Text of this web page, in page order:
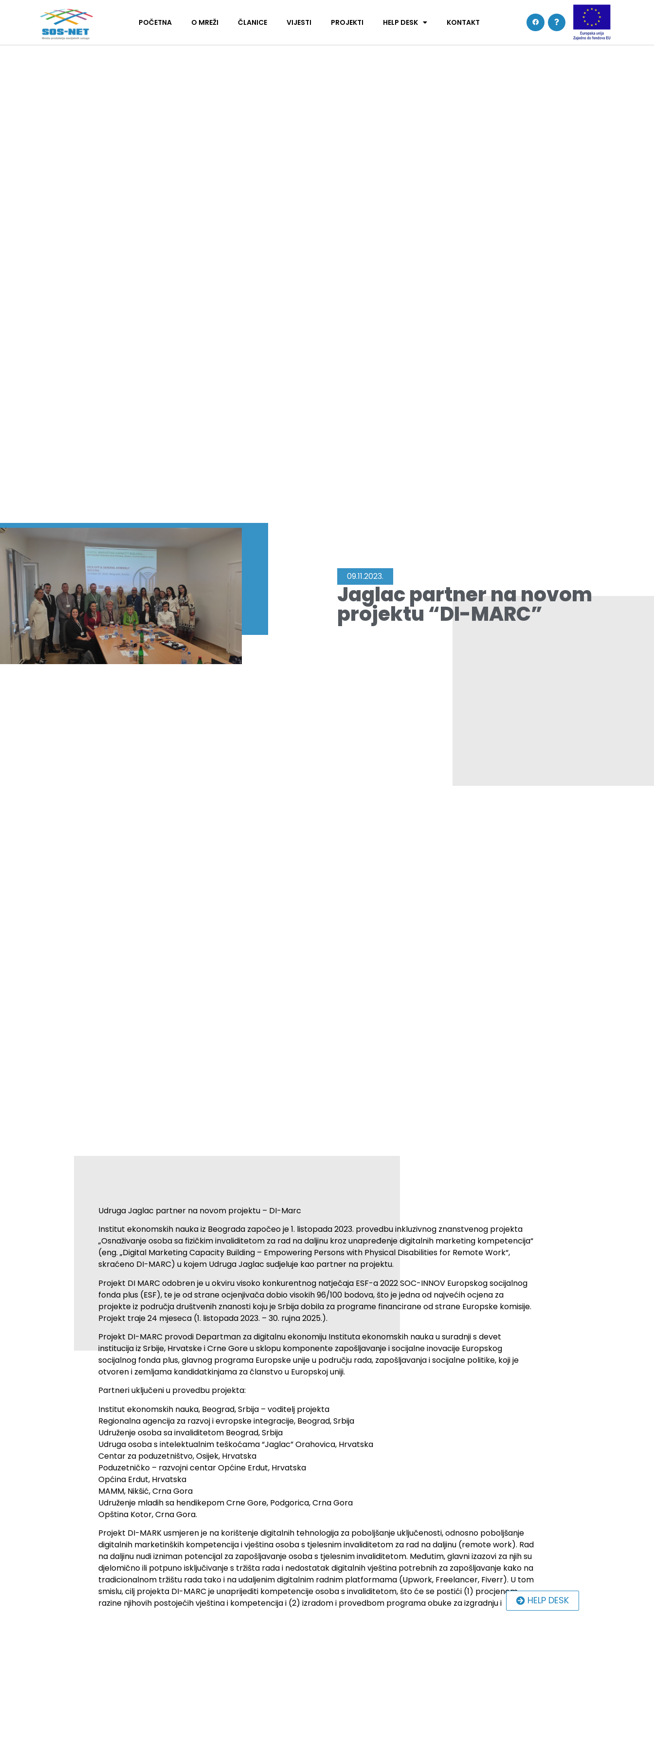
POČETNA O MREŽI ČLANICE VIJESTI PROJEKTI HELP DESK KONTAKT
09.11.2023.
Jaglac partner na novom
projektu “DI-MARC”
Udruga Jaglac partner na novom projektu – DI-Marc
Institut ekonomskih nauka iz Beograda započeo je 1. listopada 2023. provedbu inkluzivnog znanstvenog projekta
„Osnaživanje osoba sa fizičkim invaliditetom za rad na daljinu kroz unapređenje digitalnih marketing kompetencija“
(eng. „Digital Marketing Capacity Building – Empowering Persons with Physical Disabilities for Remote Work“,
skraćeno DI-MARC) u kojem Udruga Jaglac sudjeluje kao partner na projektu.
Projekt DI MARC odobren je u okviru visoko konkurentnog natječaja ESF-a 2022 SOC-INNOV Europskog socijalnog
fonda plus (ESF), te je od strane ocjenjivača dobio visokih 96/100 bodova, što je jedna od najvećih ocjena za
projekte iz područja društvenih znanosti koju je Srbija dobila za programe financirane od strane Europske komisije.
Projekt traje 24 mjeseca (1. listopada 2023. – 30. rujna 2025.).
Projekt DI-MARC provodi Departman za digitalnu ekonomiju Instituta ekonomskih nauka u suradnji s devet
institucija iz Srbije, Hrvatske i Crne Gore u sklopu komponente zapošljavanje i socijalne inovacije Europskog
socijalnog fonda plus, glavnog programa Europske unije u području rada, zapošljavanja i socijalne politike, koji je
otvoren i zemljama kandidatkinjama za članstvo u Europskoj uniji.
Partneri uključeni u provedbu projekta:
Institut ekonomskih nauka, Beograd, Srbija – voditelj projekta
Regionalna agencija za razvoj i evropske integracije, Beograd, Srbija
Udruženje osoba sa invaliditetom Beograd, Srbija
Udruga osoba s intelektualnim teškoćama “Jaglac” Orahovica, Hrvatska
Centar za poduzetništvo, Osijek, Hrvatska
Poduzetničko – razvojni centar Općine Erdut, Hrvatska
Općina Erdut, Hrvatska
MAMM, Nikšić, Crna Gora
Udruženje mladih sa hendikepom Crne Gore, Podgorica, Crna Gora
Opština Kotor, Crna Gora.
Projekt DI-MARK usmjeren je na korištenje digitalnih tehnologija za poboljšanje uključenosti, odnosno poboljšanje
digitalnih marketinških kompetencija i vještina osoba s tjelesnim invaliditetom za rad na daljinu (remote work). Rad
na daljinu nudi izniman potencijal za zapošljavanje osoba s tjelesnim invaliditetom. Međutim, glavni izazovi za njih su
djelomično ili potpuno isključivanje s tržišta rada i nedostatak digitalnih vještina potrebnih za zapošljavanje kako na
tradicionalnom tržištu rada tako i na udaljenim digitalnim radnim platformama (Upwork, Freelancer, Fiverr). U tom
smislu, cilj projekta DI-MARC je unaprijediti kompetencije osoba s invaliditetom, što će se postići (1) procjenom
razine njihovih postojećih vještina i kompetencija i (2) izradom i provedbom programa obuke za izgradnju i
HELP DESK